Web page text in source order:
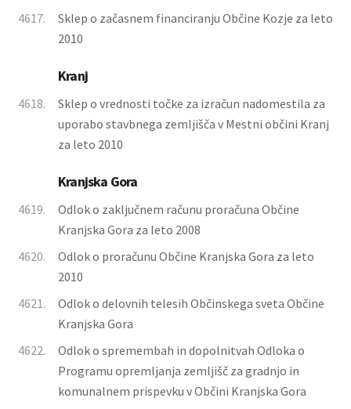
4617.
Sklep o začasnem financiranju Občine Kozje za leto
2010
Kranj
4618.
Sklep o vrednosti točke za izračun nadomestila za
uporabo stavbnega zemljišča v Mestni občini Kranj
za leto 2010
Kranjska Gora
4619.
Odlok o zaključnem računu proračuna Občine
Kranjska Gora za leto 2008
4620.
Odlok o proračunu Občine Kranjska Gora za leto
2010
4621.
Odlok o delovnih telesih Občinskega sveta Občine
Kranjska Gora
4622.
Odlok o spremembah in dopolnitvah Odloka o
Programu opremljanja zemljišč za gradnjo in
komunalnem prispevku v Občini Kranjska Gora